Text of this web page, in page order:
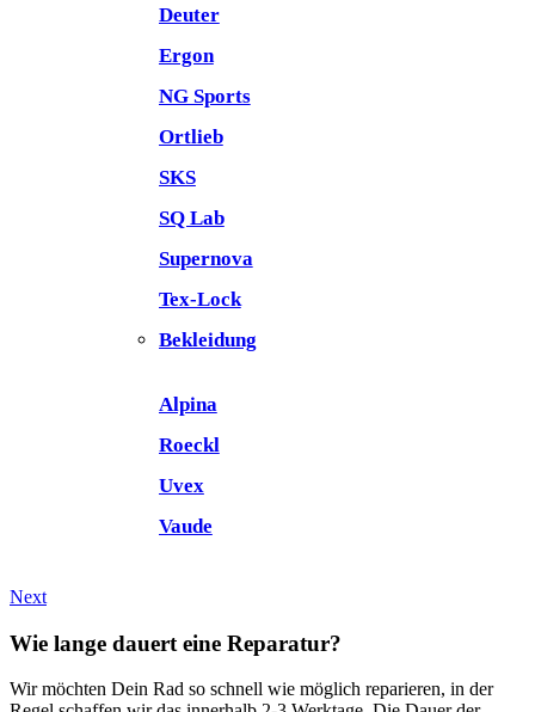
Deuter
Ergon
NG Sports
Ortlieb
SKS
SQ Lab
Supernova
Tex-Lock
Bekleidung
Alpina
Roeckl
Uvex
Vaude
Next
Wie lange dauert eine Reparatur?
Wir möchten Dein Rad so schnell wie möglich reparieren, in der